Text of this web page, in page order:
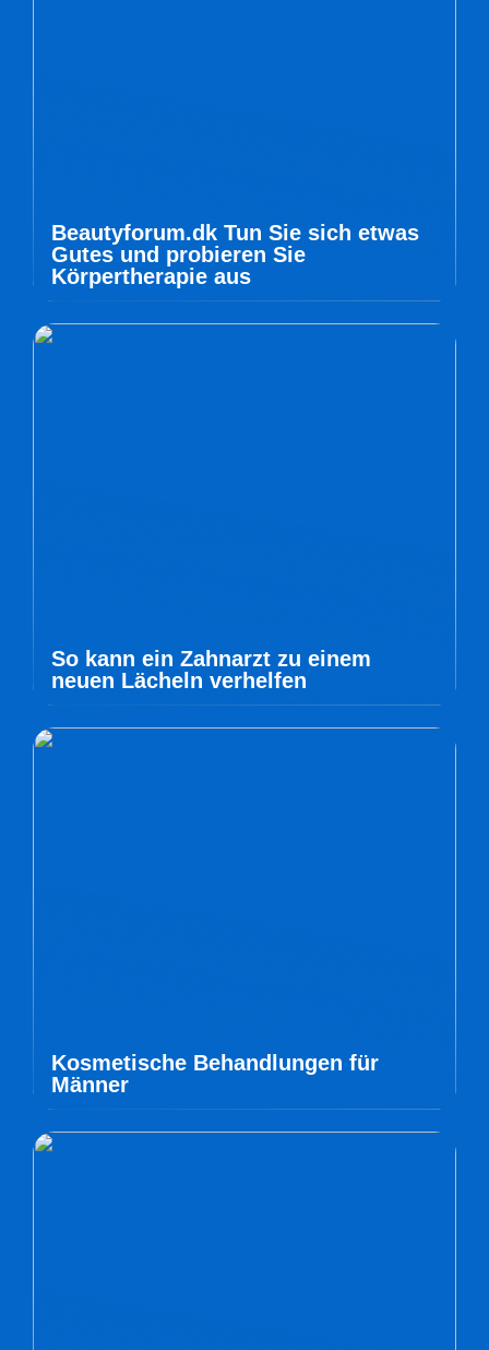
Beautyforum.dk Tun Sie sich etwas
Gutes und probieren Sie
Körpertherapie aus
So kann ein Zahnarzt zu einem
neuen Lächeln verhelfen
Kosmetische Behandlungen für
Männer